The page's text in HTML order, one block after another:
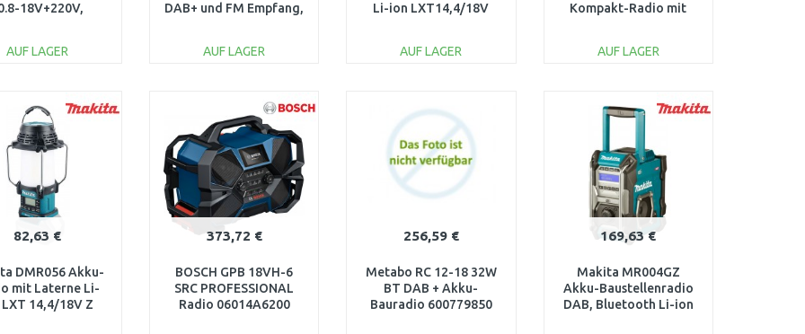
18V+220V,
AUF LAGER
Vergleichen
DAB+ und FM Empfang,
AUF LAGER
Vergleichen
Li-ion LXT14,4/18V
AUF LAGER
Vergleichen
Kompakt-Radio mit
AUF LAGER
82,63 €
DMR056 Akku-
mit Laterne Li-
14,4/18V Z
373,72 €
BOSCH GPB 18VH-6
SRC PROFESSIONAL
Radio 06014A6200
256,59 €
Metabo RC 12-18 32W
BT DAB + Akku-
Bauradio 600779850
169,63 €
Makita MR004GZ
Akku-Baustellenradio
DAB, Bluetooth Li-ion